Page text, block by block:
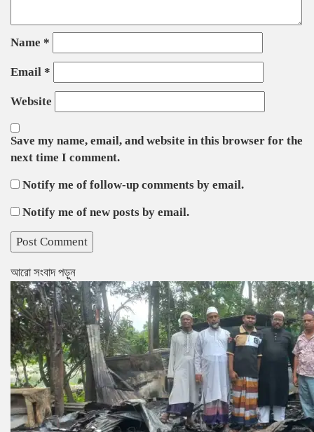
Name *
Email *
Website
Save my name, email, and website in this browser for the
next time I comment.
Notify me of follow-up comments by email.
Notify me of new posts by email.
আরো সংবাদ পড়ুন